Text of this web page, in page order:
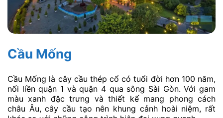
Cầu Mống
Cầu Mống là cây cầu thép cổ có tuổi đời hơn 100 năm,
nối liền quận 1 và quận 4 qua sông Sài Gòn. Với gam
màu xanh đặc trưng và thiết kế mang phong cách
châu Âu, cây cầu tạo nên khung cảnh hoài niệm, rất